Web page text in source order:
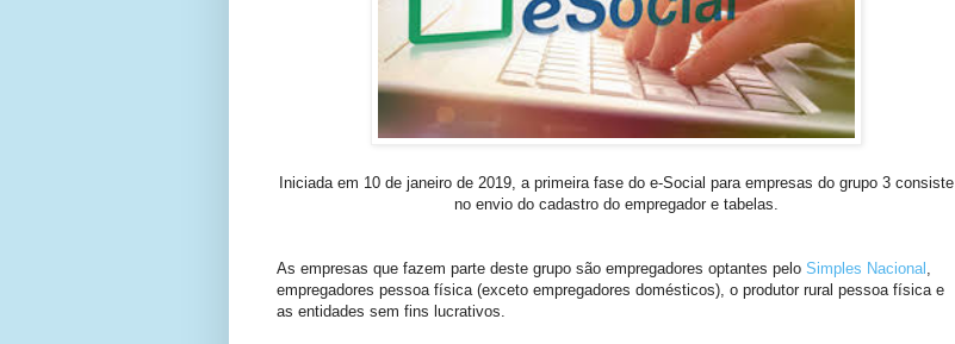
Iniciada em 10 de janeiro de 2019, a primeira fase do e-Social para empresas do grupo 3 consiste
no envio do cadastro do empregador e tabelas.
As empresas que fazem parte deste grupo são empregadores optantes pelo Simples Nacional ,
empregadores pessoa física (exceto empregadores domésticos), o produtor rural pessoa física e
as entidades sem fins lucrativos.